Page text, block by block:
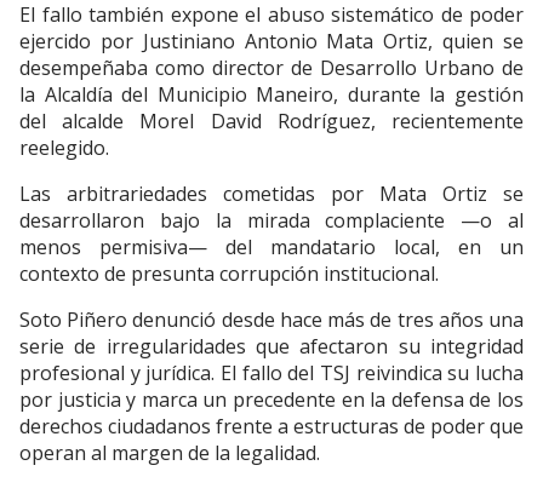
El fallo también expone el abuso sistemático de poder
ejercido por Justiniano Antonio Mata Ortiz, quien se
desempeñaba como director de Desarrollo Urbano de
la Alcaldía del Municipio Maneiro, durante la gestión
del alcalde Morel David Rodríguez, recientemente
reelegido.
Las arbitrariedades cometidas por Mata Ortiz se
desarrollaron bajo la mirada complaciente —o al
menos permisiva— del mandatario local, en un
contexto de presunta corrupción institucional.
Soto Piñero denunció desde hace más de tres años una
serie de irregularidades que afectaron su integridad
profesional y jurídica. El fallo del TSJ reivindica su lucha
por justicia y marca un precedente en la defensa de los
derechos ciudadanos frente a estructuras de poder que
operan al margen de la legalidad.